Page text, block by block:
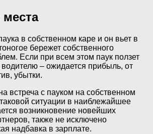
в собственном каре и он вьет в
бережет собственного
Если при всем этом паук ползет
– ожидается прибыль, от
убытки.
встреча с пауком на собственном
ситуации в наиблежайшее
возникновение новейших
также не исключено
надбавка в зарплате.